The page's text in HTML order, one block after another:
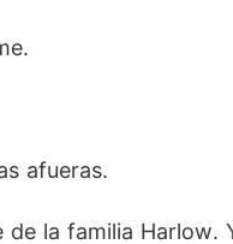
afueras.
la familia Harlow.